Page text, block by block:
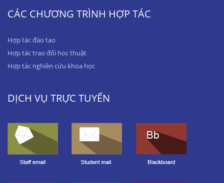
CÁC CHƯƠNG TRÌNH HỢP TÁC
Hợp tác đào tạo
Hợp tác trao đổi học thuật
Hợp tác nghiên cứu khoa học
DỊCH VỤ TRỰC TUYẾN